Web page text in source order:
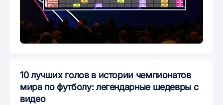
10 лучших голов в истории чемпионатов
мира по футболу: легендарные шедевры с
видео